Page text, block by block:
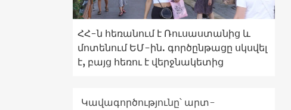
ՀՀ-ն հեռանում է Ռուսաստանից և
մոտենում ԵՄ-ին. գործընթացը սկսվել
է, բայց հեռու է վերջնակետից
Կավագործությունը՝ արտ-